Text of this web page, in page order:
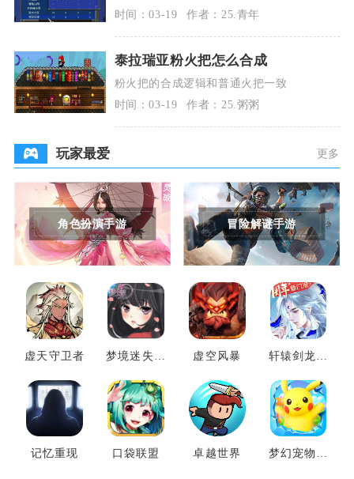
时间：03-19
作者：25.青年
泰拉瑞亚粉火把怎么合成
粉火把的合成逻辑和普通火把一致
时间：03-19
作者：25.粥粥
玩家最爱 更多
角色扮演手游 冒险解谜手游
虚天守卫者
梦境迷失之
虚空风暴
轩辕剑龙舞
记忆重现 口袋联盟 卓越世界
梦幻宠物联